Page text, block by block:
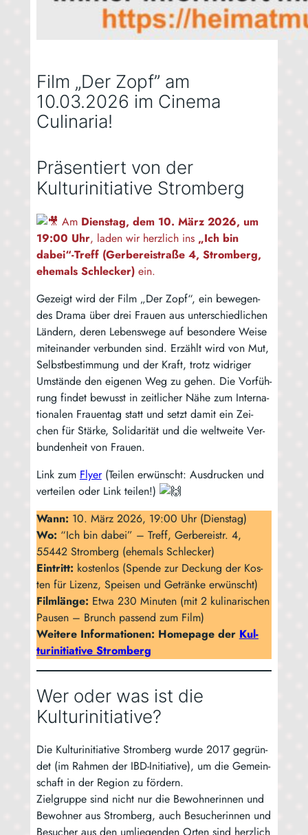
Film „Der Zopf” am
10.03.2026 im Cinema
Culinaria!
Präsentiert von der
Kulturinitiative Stromberg
Am Diens­tag, dem 10. März 2026, um
19:00 Uhr, laden wir herz­lich ins „Ich bin
dabei“-Treff (Ger­be­rei­stra­ße 4, Strom­berg,
ehe­mals Schle­cker)ein.
Gezeigt wird der Film „Der Zopf“, ein bewe­gen­
des Dra­ma über drei Frau­en aus unter­schied­li­chen
Län­dern, deren Lebens­we­ge auf beson­de­re Wei­se
mit­ein­an­der ver­bun­den sind. Erzählt wird von Mut,
Selbst­be­stim­mung und der Kraft, trotz wid­ri­ger
Umstän­de den eige­nen Weg zu gehen. Die Vor­füh­
rung fin­det bewusst in zeit­li­cher Nähe zum Inter­na­
tio­na­len Frau­en­tag statt und setzt damit ein Zei­
chen für Stär­ke, Soli­da­ri­tät und die welt­wei­te Ver­
bun­den­heit von Frauen.
Link zum Fly­er(Tei­len erwünscht: Aus­dru­cken und
ver­tei­len oder Link teilen!)
Wann: 10. März 2026, 19:00 Uhr (Diens­tag)
Wo: “Ich bin dabei” – Treff, Ger­be­rei­str. 4,
55442 Strom­berg (ehe­mals Schle­cker)
Ein­tritt: kos­ten­los (Spen­de zur Deckung der Kos­
ten für Lizenz, Spei­sen und Geträn­ke erwünscht)
Film­län­ge: Etwa 230 Minu­ten (mit 2 kuli­na­ri­schen
Pau­sen – Brunch pas­send zum Film)
Wei­te­re Infor­ma­tio­nen: Home­page der Kul­
tur­in­itia­ti­ve Stromberg
Wer oder was ist die
Kulturinitiative?
Die Kul­tur­in­itia­ti­ve Strom­berg wur­de 2017 gegrün­
det (im Rah­men der IBD-Initia­ti­ve), um die Gemein­
schaft in der Regi­on zu för­dern.
Ziel­grup­pe sind nicht nur die Bewoh­ne­rin­nen und
Bewoh­ner aus Strom­berg, auch Besu­che­rin­nen und
Besu­cher aus den umlie­gen­den Orten sind herz­lich